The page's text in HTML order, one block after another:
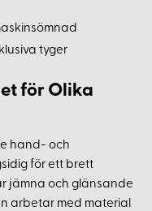
tyger
för Olika
hand- och
för ett brett
jämna och glänsande
arbetar med material